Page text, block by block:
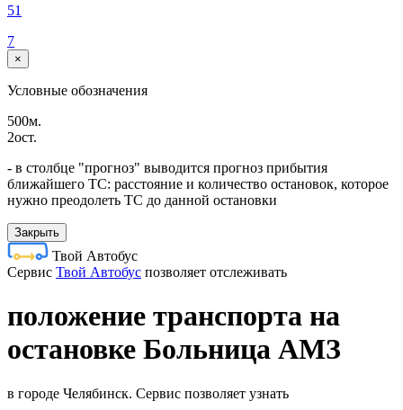
51
7
×
Условные обозначения
500м.
2ост.
- в столбце "прогноз" выводится прогноз прибытия
ближайшего ТС: расстояние и количество остановок, которое
нужно преодолеть ТС до данной остановки
Закрыть
Твой Автобус
Cервис Твой Автобус позволяет отслеживать
положение транспорта на
остановке Больница АМЗ
в городе Челябинск. Сервис позволяет узнать